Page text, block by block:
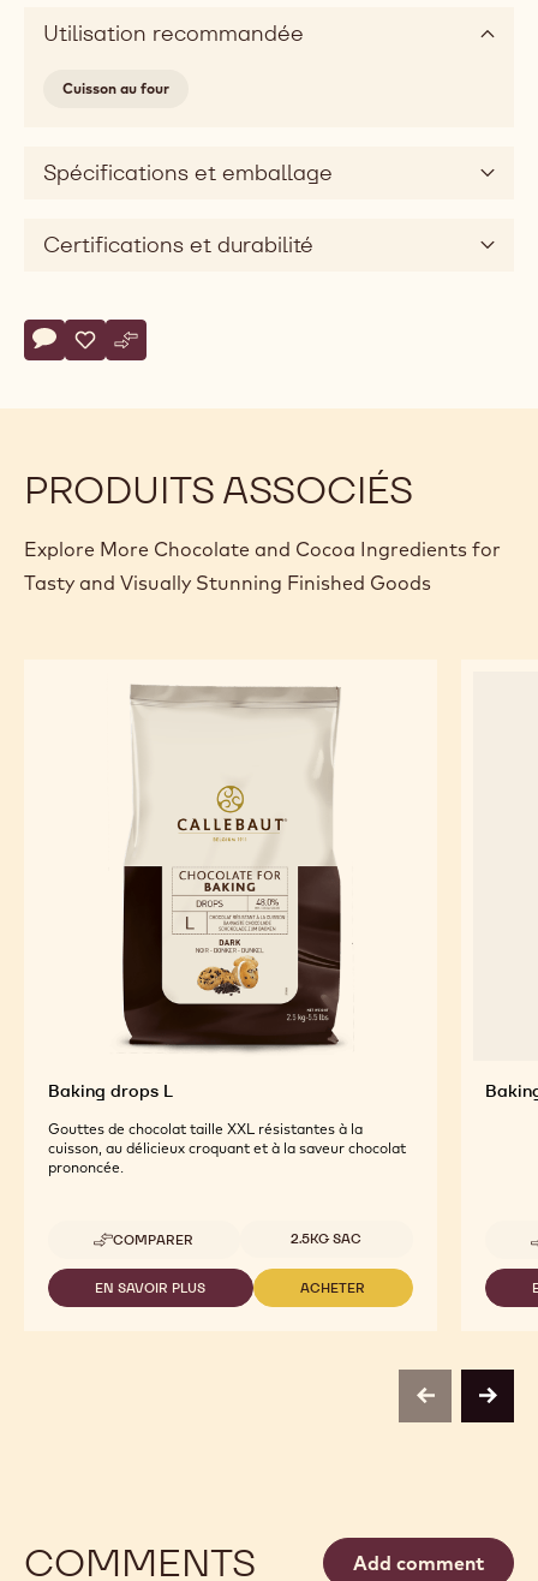
Utilisation recommandée
Cuisson au four
Spécifications et emballage
Certifications et durabilité
Actions
Écrire un commentaire
- Baking Drops L White
Sauvegarder
- Baking Drops L White
Comparer
- Baking Drops L White
PRODUITS ASSOCIÉS
Explore More Chocolate and Cocoa Ingredients for
Tasty and Visually Stunning Finished Goods
Baking drops L
Gouttes de chocolat taille XXL résistantes à la
cuisson, au délicieux croquant et à la saveur chocolat
prononcée.
COMPARER
-
BAKING
DROPS
L
Tailles disponibles
2.5KG SAC
EN SAVOIR PLUS
-
ACHETER
-
previousnext
COMMENTS Add comment